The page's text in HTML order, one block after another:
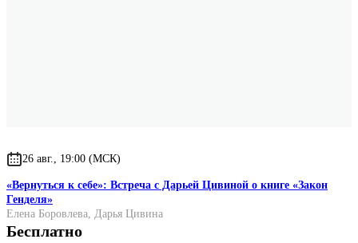
26 авг., 19:00 (МСК)
«Вернуться к себе»: Встреча с Дарьей Цивиной о книге «Закон
Генделя»
Елена Боровлева, Дарья Цивина
Бесплатно